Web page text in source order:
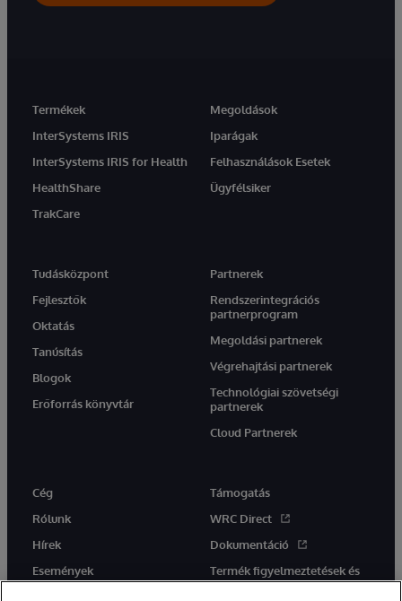
Termékek
InterSystems IRIS
InterSystems IRIS for Health
HealthShare
TrakCare
Megoldások
Iparágak
Felhasználások Esetek
Ügyfélsiker
Tudásközpont
Fejlesztők
Oktatás
Tanúsítás
Blogok
Erőforrás könyvtár
Partnerek
Rendszerintegrációs
partnerprogram
Megoldási partnerek
Végrehajtási partnerek
Technológiai szövetségi
partnerek
Cloud Partnerek
Cég
Rólunk
Hírek
Események
Támogatás
WRC Direct
Dokumentáció
Termék figyelmeztetések és
tanácsok